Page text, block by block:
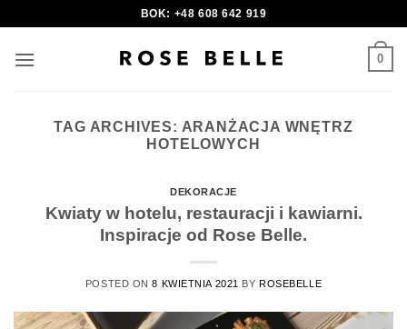
content
BOK: +48 608 642 919
0
TAG ARCHIVES: ARANŻACJA WNĘTRZ
HOTELOWYCH
DEKORACJE
Kwiaty w hotelu, restauracji i kawiarni.
Inspiracje od Rose Belle.
POSTED ON8 KWIETNIA 2021 BYROSEBELLE